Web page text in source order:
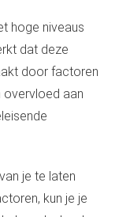
hoge niveaus
dat deze
door factoren
overvloed aan
je te laten
kun je je